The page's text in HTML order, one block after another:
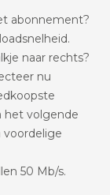
abonnement?
naar rechts?
nu
het volgende
voordelige
50 Mb/s.